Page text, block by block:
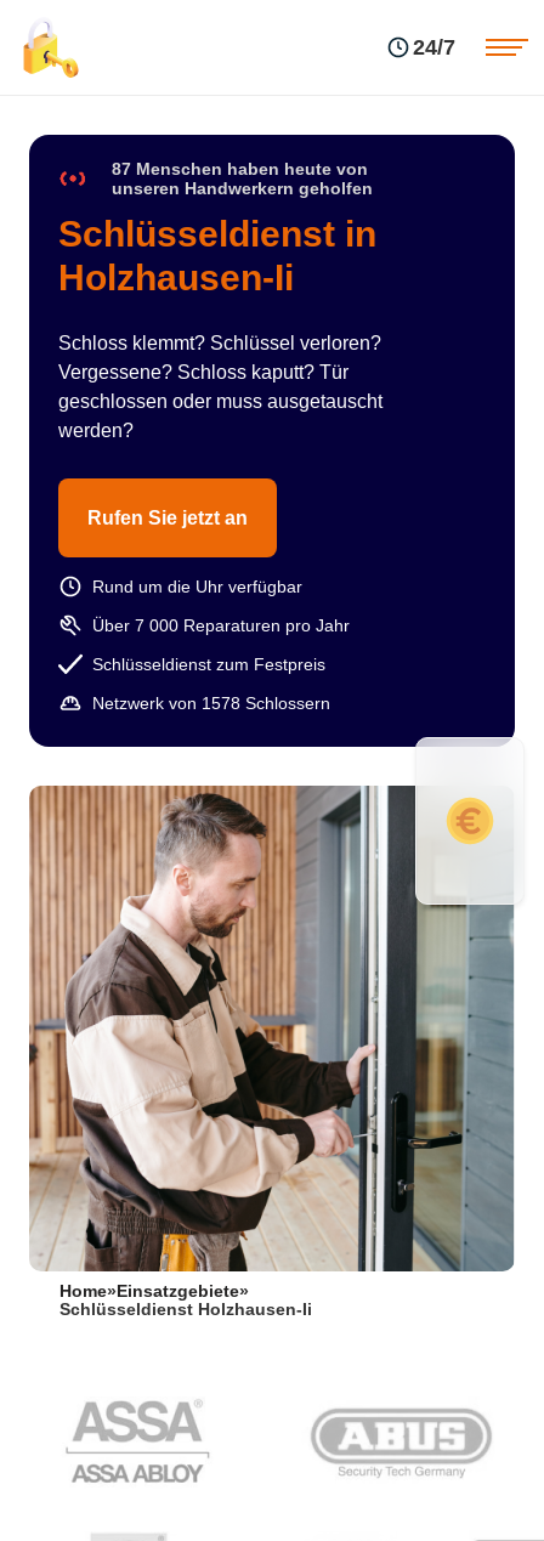
24/7
87 Menschen haben heute von
unseren Handwerkern geholfen
Schlüsseldienst in
Holzhausen-Ii
Schloss klemmt? Schlüssel verloren?
Vergessene? Schloss kaputt? Tür
geschlossen oder muss ausgetauscht
werden?
Rufen Sie jetzt an
Rund um die Uhr verfügbar
Über 7 000 Reparaturen pro Jahr
Schlüsseldienst zum Festpreis
Netzwerk von 1578 Schlossern
Home» Einsatzgebiete»
Schlüsseldienst Holzhausen-Ii